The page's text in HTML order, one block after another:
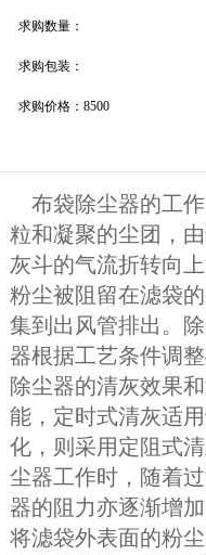
求购数量：
求购包装：
求购价格：8500
布袋除尘器的工作
粒和凝聚的尘团，
灰斗的气流折转向
粉尘被阻留在滤袋
集到出风管排出。
器根据工艺条件调
除尘器的清灰效果
能，定时式清灰适
化，则采用定阻式
尘器工作时，随着
器的阻力亦逐渐增
将滤袋外表面的粉